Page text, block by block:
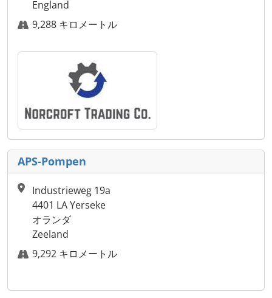
England
9,288 キロメートル
APS-Pompen
Industrieweg 19a
4401 LA Yerseke
オランダ
Zeeland
9,292 キロメートル